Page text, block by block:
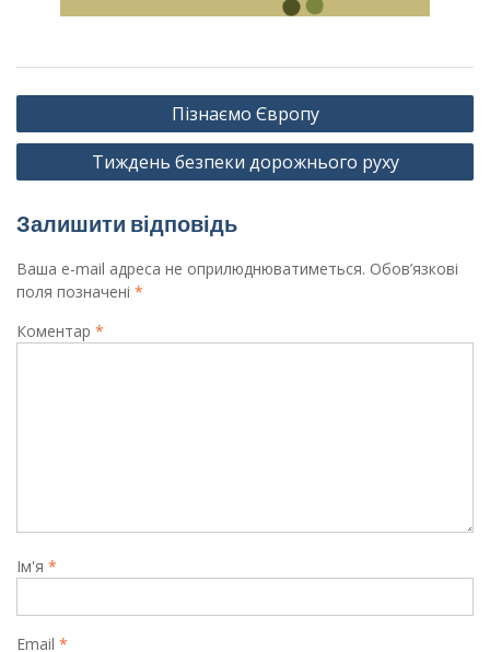
Навігація
записів
Пізнаємо Європу
Тиждень безпеки дорожнього руху
Залишити відповідь
Ваша e-mail адреса не оприлюднюватиметься. Обов’язкові
поля позначені *
Коментар *
Ім'я *
Email *